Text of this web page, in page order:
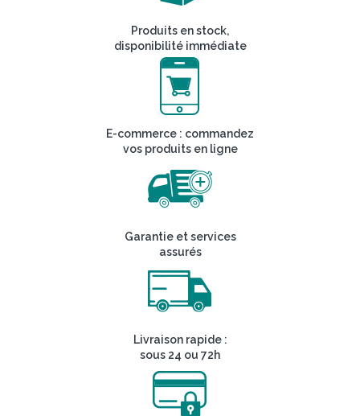
Produits en stock,
disponibilité immédiate
E-commerce : commandez
vos produits en ligne
Garantie et services
assurés
Livraison rapide :
sous 24 ou 72h